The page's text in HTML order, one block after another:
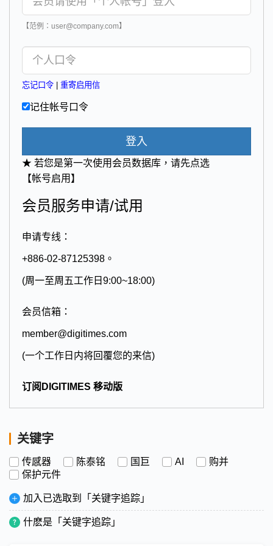
【范例：user@company.com】
忘记口令 重寄启用信
记住帐号口令
登入
★ 若您是第一次使用会员数据库，请先点选
【帐号启用】
会员服务申请/试用
申请专线：
+886-02-87125398。
(周一至周五工作日9:00~18:00)
会员信箱：
member@digitimes.com
(一个工作日内将回覆您的来信)
订阅DIGITIMES 移动版
关键字
传感器 陈泰铭 国巨 AI
购并
保护元件
加入已选取到「关键字追踪」
什麽是「关键字追踪」